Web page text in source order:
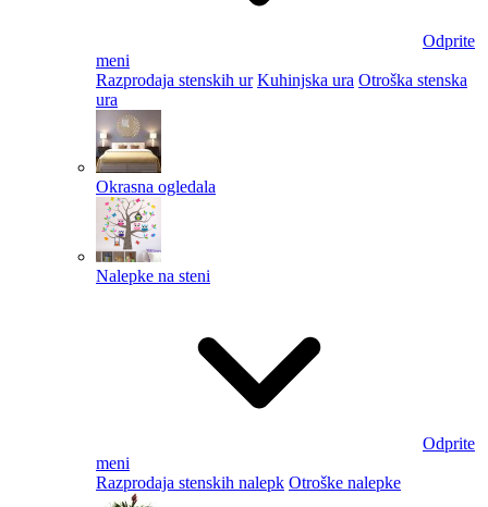
Odprite
meni
Razprodaja stenskih ur Kuhinjska ura Otroška stenska
ura
Okrasna ogledala
Nalepke na steni
Odprite
meni
Razprodaja stenskih nalepk Otroške nalepke